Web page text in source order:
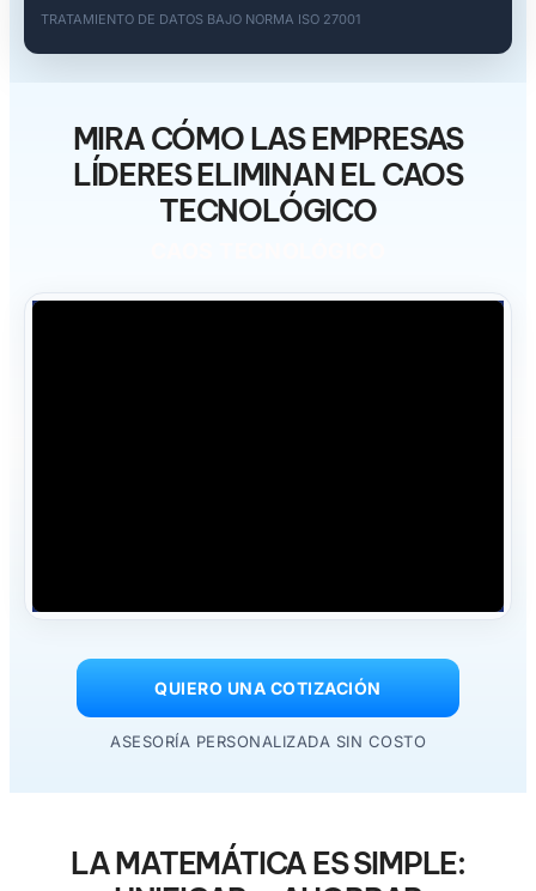
TRATAMIENTO DE DATOS BAJO NORMA ISO 27001
MIRA CÓMO LAS EMPRESAS
LÍDERES ELIMINAN EL CAOS
TECNOLÓGICO
QUIERO UNA COTIZACIÓN
ASESORÍA PERSONALIZADA SIN COSTO
LA MATEMÁTICA ES SIMPLE: